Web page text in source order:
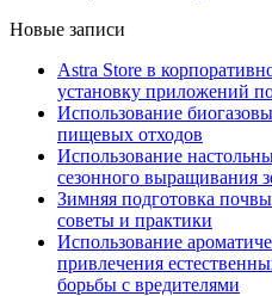
Новые записи
Astra Store в
установку приложений
Использование
пищевых отходов
Использование
сезонного выращивания
Зимняя подготовка
советы и практики
Использование
привлечения
борьбы с вредителями